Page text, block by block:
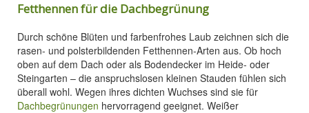
Fetthennen für die Dachbegrünung
Durch schöne Blüten und farbenfrohes Laub zeichnen sich die
rasen- und polsterbildenden Fetthennen-Arten aus. Ob hoch
oben auf dem Dach oder als Bodendecker im Heide- oder
Steingarten – die anspruchslosen kleinen Stauden fühlen sich
überall wohl. Wegen ihres dichten Wuchses sind sie für
Dachbegrünungen hervorragend geeignet. Weißer